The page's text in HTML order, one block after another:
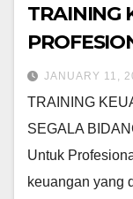
TRAINING
JANUARY 11,
TRAINING
SEGALA
Untuk
keuangan yang